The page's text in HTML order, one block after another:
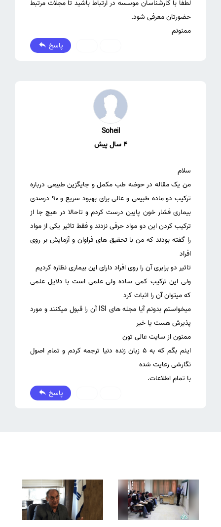
لطفا با کارشناسان موسسه در ارتباط باشید تا مجلات مرتبط
ممنونم
پاسخ
Soheil
4 سال پیش
من یک مقاله در حوضه طب مکمل و جایگزین طبیعی درباره
ترکیب دو ماده طبیعی و عالی برای بهبود سریع و 90 درصدی
بیماری فشار خون پایین درست کردم و تاحالا در هیچ جا از
ترکیب کردن این دو مواد حرفی نزدند و فقط تاثیر یکی از مواد
را گفته بودند که من با تحقیق های فراوان و آزمایش بر روی
ولی این ترکیب کمی ساده ولی علمی است با دلایل علمی
میخواستم بدونم آیا مجله های ISI آن را قبول میکنند و مورد
اینم بگم که به 5 زبان زنده دنیا ترجمه کردم و تمام اصول
با تمام اطلاعات.
پاسخ